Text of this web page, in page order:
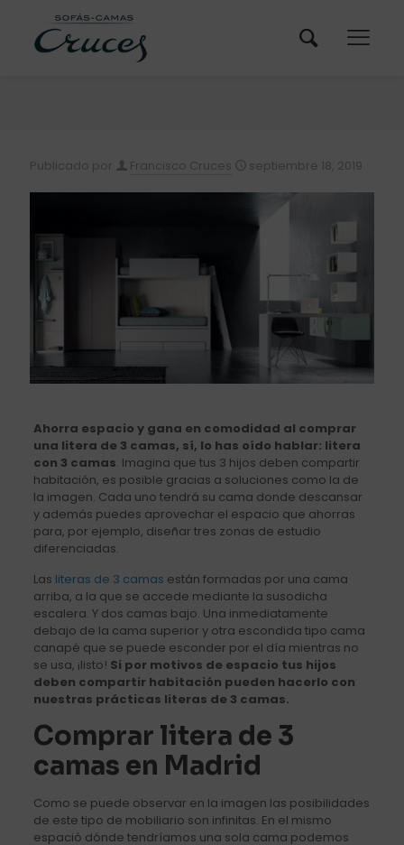
Publicado por Francisco Cruces septiembre 18, 2019
Ahorra espacio y gana en comodidad al comprar
una litera de 3 camas, sí, lo has oído hablar: litera
con 3 camas. Imagina que tus 3 hijos deben compartir
habitación, es posible gracias a soluciones como la de
la imagen. Cada uno tendrá su cama donde descansar
y además puedes aprovechar el espacio que ahorras
para, por ejemplo, diseñar tres zonas de estudio
diferenciadas.
Las literas de 3 camas están formadas por una cama
arriba, a la que se accede mediante la susodicha
escalera. Y dos camas bajo. Una inmediatamente
debajo de la cama superior y otra escondida tipo cama
canapé que se puede esconder por el día mientras no
se usa, ¡listo! Si por motivos de espacio tus hijos
deben compartir habitación pueden hacerlo con
nuestras prácticas literas de 3 camas.
Comprar litera de 3
camas en Madrid
Como se puede observar en la imagen las posibilidades
de este tipo de mobiliario son infinitas. En el mismo
espació dónde tendríamos una sola cama podemos